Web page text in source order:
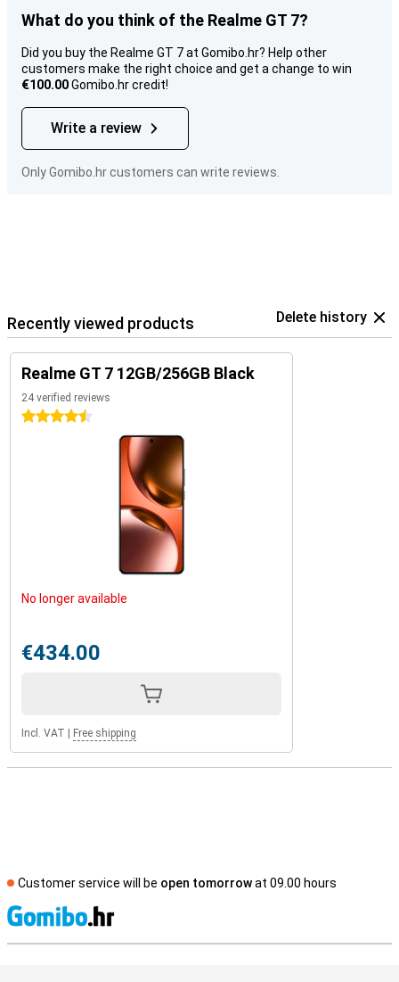
What do you think of the Realme GT 7?
Did you buy the Realme GT 7 at Gomibo.hr? Help other
customers make the right choice and get a change to win
€100.00Gomibo.hr credit!
Write a review
Only Gomibo.hr customers can write reviews.
Recently viewed products Delete history
Realme GT 7 12GB/256GB Black
24 verified reviews
4.5 stars
No longer available
€434.00
Incl. VAT Free shipping
Customer service will be open tomorrowat 09.00 hours